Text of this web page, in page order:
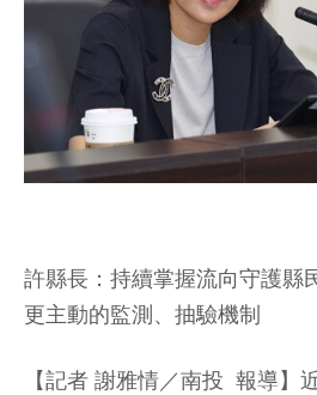
許縣長：持續掌握流向守護縣
更主動的監測、抽驗機制
【記者 謝雅情／南投 報導】